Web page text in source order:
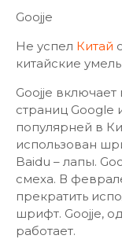
Goojje
Не успел Китай
китайские
Goojje
страниц Google
популярней в
использован
Baidu – лапы.
смеха. В
прекратить
шрифт. Goojje,
работает.